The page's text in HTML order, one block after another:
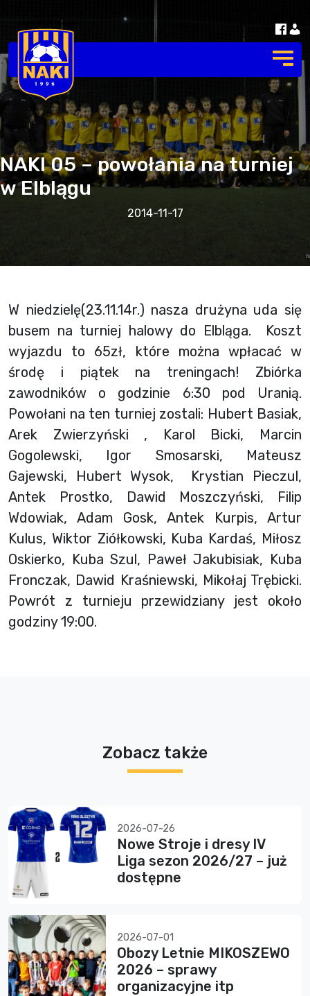
NAKI 05 – powołania na turniej
w Elblągu
2014-11-17
W niedzielę(23.11.14r.) nasza drużyna uda się
busem na turniej halowy do Elbląga. Koszt
wyjazdu to 65zł, które można wpłacać w
środę i piątek na treningach! Zbiórka
zawodników o godzinie 6:30 pod Uranią.
Powołani na ten turniej zostali: Hubert Basiak,
Arek Zwierzyński , Karol Bicki, Marcin
Gogolewski, Igor Smosarski, Mateusz
Gajewski, Hubert Wysok, Krystian Pieczul,
Antek Prostko, Dawid Moszczyński, Filip
Wdowiak, Adam Gosk, Antek Kurpis, Artur
Kulus, Wiktor Ziółkowski, Kuba Kardaś, Miłosz
Oskierko, Kuba Szul, Paweł Jakubisiak, Kuba
Fronczak, Dawid Kraśniewski, Mikołaj Trębicki.
Powrót z turnieju przewidziany jest około
godziny 19:00.
Zobacz także
2026-07-26
Nowe Stroje i dresy IV
Liga sezon 2026/27 – już
dostępne
2026-07-01
Obozy Letnie MIKOSZEWO
2026 – sprawy
organizacyjne itp